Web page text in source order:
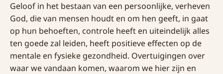
Geloof in het bestaan van een persoonlijke, verheven
God, die van mensen houdt en om hen geeft, in gaat
op hun behoeften, controle heeft en uiteindelijk alles
ten goede zal leiden, heeft positieve effecten op de
mentale en fysieke gezondheid. Overtuigingen over
waar we vandaan komen, waarom we hier zijn en